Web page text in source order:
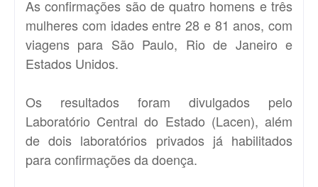
As confirmações são de quatro homens e três
mulheres com idades entre 28 e 81 anos, com
viagens para São Paulo, Rio de Janeiro e
Estados Unidos.
Os resultados foram divulgados pelo
Laboratório Central do Estado (Lacen), além
de dois laboratórios privados já habilitados
para confirmações da doença.